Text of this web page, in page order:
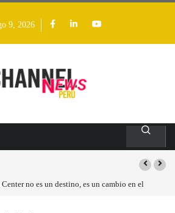
9, 2026
Los ingresos por semiconductores aumentarán